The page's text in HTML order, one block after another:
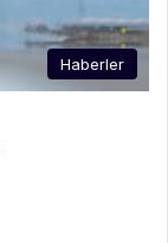
Haberler